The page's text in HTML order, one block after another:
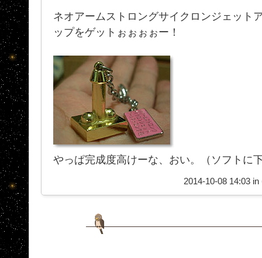
ネオアームストロングサイクロンジェット
ップをゲットぉぉぉぉー！
やっぱ完成度高けーな、おい。（ソフトに
2014-10-08 14:03 in